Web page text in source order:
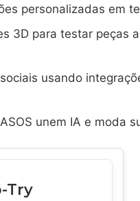
personalizadas em
3D para testar peças
usando
unem IA e moda
Try